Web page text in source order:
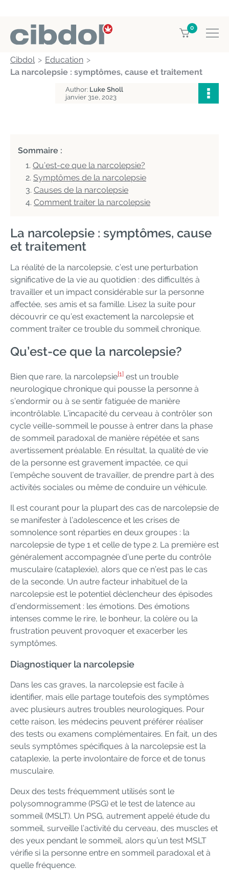
0
Cibdol
Education
La narcolepsie : symptômes, cause et traitement
Author: Luke Sholl
janvier 31e, 2023
Sommaire :
Qu’est-ce que la narcolepsie?
Symptômes de la narcolepsie
Causes de la narcolepsie
Comment traiter la narcolepsie
La narcolepsie : symptômes, cause
et traitement
La réalité de la narcolepsie, c’est une perturbation
significative de la vie au quotidien : des difficultés à
travailler et un impact considérable sur la personne
affectée, ses amis et sa famille. Lisez la suite pour
découvrir ce qu’est exactement la narcolepsie et
comment traiter ce trouble du sommeil chronique.
Qu’est-ce que la narcolepsie?
Bien que rare, la narcolepsie[1] est un trouble
neurologique chronique qui pousse la personne à
s’endormir ou à se sentir fatiguée de manière
incontrôlable. L’incapacité du cerveau à contrôler son
cycle veille-sommeil le pousse à entrer dans la phase
de sommeil paradoxal de manière répétée et sans
avertissement préalable. En résultat, la qualité de vie
de la personne est gravement impactée, ce qui
l’empêche souvent de travailler, de prendre part à des
activités sociales ou même de conduire un véhicule.
Il est courant pour la plupart des cas de narcolepsie de
se manifester à l’adolescence et les crises de
somnolence sont réparties en deux groupes : la
narcolepsie de type 1 et celle de type 2. La première est
généralement accompagnée d’une perte du contrôle
musculaire (cataplexie), alors que ce n’est pas le cas
de la seconde. Un autre facteur inhabituel de la
narcolepsie est le potentiel déclencheur des épisodes
d’endormissement : les émotions. Des émotions
intenses comme le rire, le bonheur, la colère ou la
frustration peuvent provoquer et exacerber les
symptômes.
Diagnostiquer la narcolepsie
Dans les cas graves, la narcolepsie est facile à
identifier, mais elle partage toutefois des symptômes
avec plusieurs autres troubles neurologiques. Pour
cette raison, les médecins peuvent préférer réaliser
des tests ou examens complémentaires. En fait, un des
seuls symptômes spécifiques à la narcolepsie est la
cataplexie, la perte involontaire de force et de tonus
musculaire.
Deux des tests fréquemment utilisés sont le
polysomnogramme (PSG) et le test de latence au
sommeil (MSLT). Un PSG, autrement appelé étude du
sommeil, surveille l’activité du cerveau, des muscles et
des yeux pendant le sommeil, alors qu’un test MSLT
vérifie si la personne entre en sommeil paradoxal et à
quelle fréquence.